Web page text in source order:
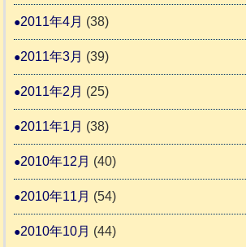
2011年4月 (38)
2011年3月 (39)
2011年2月 (25)
2011年1月 (38)
2010年12月 (40)
2010年11月 (54)
2010年10月 (44)